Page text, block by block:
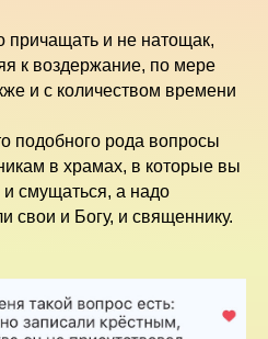
причащать и не натощак,
к воздержание, по мере
и с количеством времени
подобного рода вопросы
в храмах, в которые вы
смущаться, а надо
свои и Богу, и священнику.